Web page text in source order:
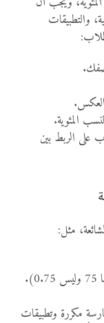
والتطبيقات
صفك.
المئوية.
على الربط بين
مثل:
مكررة وتطبيقات